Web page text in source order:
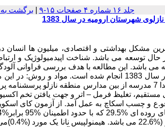
جلد ۱۶ شماره ۴ صفحات ۱۵-۹ برگشت
شهرستان ارومیه در سال 1383
مشکل بهداشتی و اقتصادی، میلیون ها انسان
توسعه می باشد. شناخت اپیدمیولوژیک و
می باشد. این مطالعه با هدف بررسی فراوانی
انگلی روده ای در بین دانش آموزان مدارس ابتدایی منطقه نازلوی شهرستان ارومیه در سال 1383 انجام شده است.
توصیفی – تحلیلی 271 نمونه جهت بررسی در دو مرحله انتخاب شدند، بدین ترتیب که ابتدا 7 مدرسه از بین مدارس منطقه نازلو
تغلیظ فرمل – اتر و جهت یافتن تخم اکسیور
و چسب اسکاچ به عمل آمد. از آزمون کای
(%23.6 می باشد. آلودگی به اکسیور